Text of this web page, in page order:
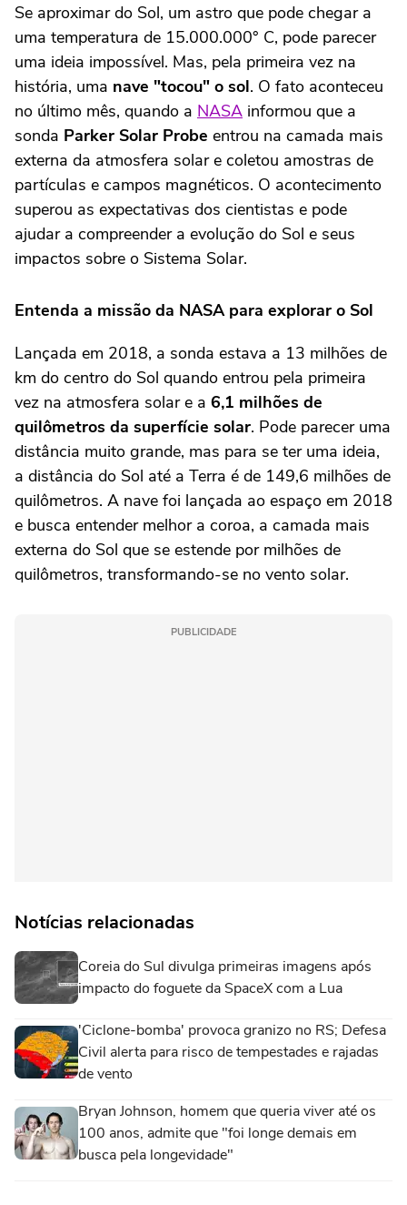
Se aproximar do Sol, um astro que pode chegar a
uma temperatura de 15.000.000° C, pode parecer
uma ideia impossível. Mas, pela primeira vez na
história, uma nave "tocou" o sol. O fato aconteceu
no último mês, quando a NASA informou que a
sonda Parker Solar Probe entrou na camada mais
externa da atmosfera solar e coletou amostras de
partículas e campos magnéticos. O acontecimento
superou as expectativas dos cientistas e pode
ajudar a compreender a evolução do Sol e seus
impactos sobre o Sistema Solar.
Entenda a missão da NASA para explorar o Sol
Lançada em 2018, a sonda estava a 13 milhões de
km do centro do Sol quando entrou pela primeira
vez na atmosfera solar e a 6,1 milhões de
quilômetros da superfície solar. Pode parecer uma
distância muito grande, mas para se ter uma ideia,
a distância do Sol até a Terra é de 149,6 milhões de
quilômetros. A nave foi lançada ao espaço em 2018
e busca entender melhor a coroa, a camada mais
externa do Sol que se estende por milhões de
quilômetros, transformando-se no vento solar.
PUBLICIDADE
Notícias relacionadas
Coreia do Sul divulga primeiras imagens após
impacto do foguete da SpaceX com a Lua
'Ciclone-bomba' provoca granizo no RS; Defesa
Civil alerta para risco de tempestades e rajadas
de vento
Bryan Johnson, homem que queria viver até os
100 anos, admite que "foi longe demais em
busca pela longevidade"